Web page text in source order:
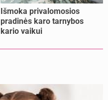
Išmoka privalomosios
pradinės karo tarnybos
kario vaikui